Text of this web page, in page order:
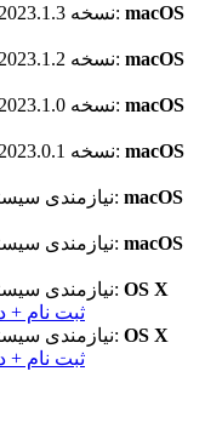
نسخه 2023.1.3نیازمندی سیستم: macOS
نسخه 2023.1.2نیازمندی سیستم: macOS
نسخه 2023.1.0نیازمندی سیستم: macOS
نسخه 2023.0.1نیازمندی سیستم: macOS
نیازمندی سیستم: macOS
نیازمندی سیستم: macOS
نیازمندی سیستم: OS X
ثبت نام +
نیازمندی سیستم: OS X
ثبت نام +